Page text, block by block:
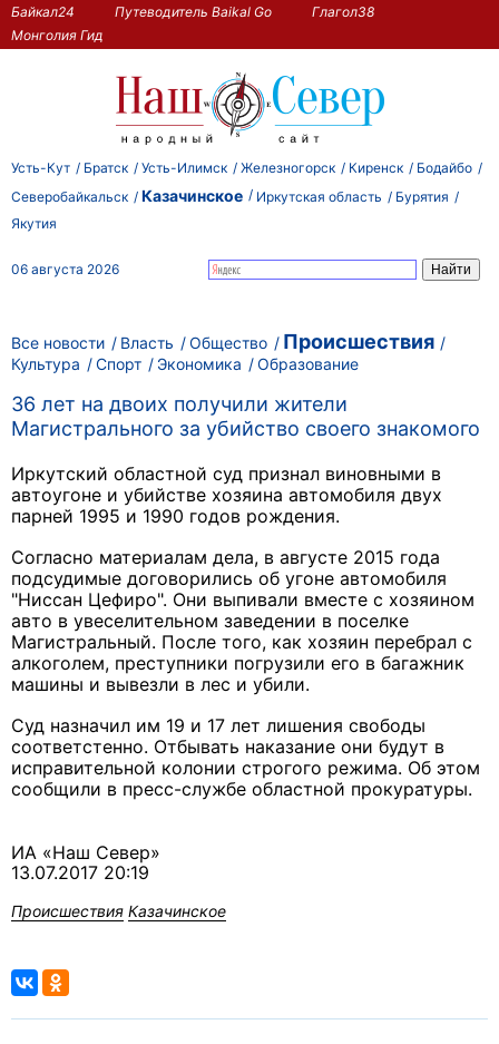
Байкал24 Путеводитель Baikal Go
Глагол38
Монголия Гид
Усть-Кут Братск Усть-Илимск Железногорск Киренск
Бодайбо
Северобайкальск
Казачинское Иркутская область
Бурятия
Якутия
06 августа 2026
Все новости Власть Общество Происшествия
Культура Спорт Экономика Образование
36 лет на двоих получили жители
Магистрального за убийство своего знакомого
Иркутский областной суд признал виновными в
автоугоне и убийстве хозяина автомобиля двух
парней 1995 и 1990 годов рождения.
Согласно материалам дела, в августе 2015 года
подсудимые договорились об угоне автомобиля
"Ниссан Цефиро". Они выпивали вместе с хозяином
авто в увеселительном заведении в поселке
Магистральный. После того, как хозяин перебрал с
алкоголем, преступники погрузили его в багажник
машины и вывезли в лес и убили.
Суд назначил им 19 и 17 лет лишения свободы
соответстенно. Отбывать наказание они будут в
исправительной колонии строгого режима. Об этом
сообщили в пресс-службе областной прокуратуры.
ИА «Наш Север»
13.07.2017 20:19
Происшествия Казачинское